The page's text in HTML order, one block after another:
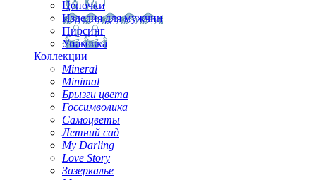
Цепочки
Изделия для мужчин
Пирсинг
Упаковка
Коллекции
Mineral
Minimal
Брызги цвета
Госсимволика
Самоцветы
Летний сад
My Darling
Love Story
Зазеркалье